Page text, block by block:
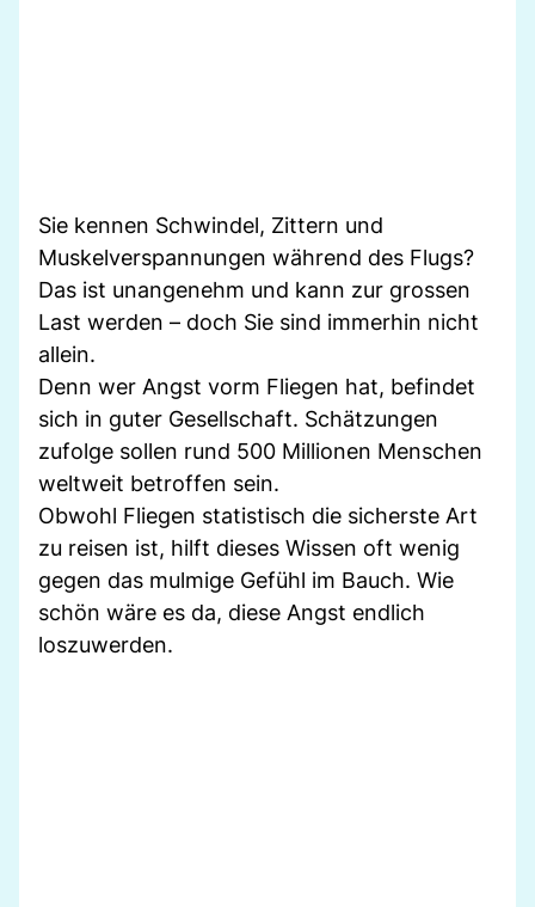
Sie kennen Schwindel, Zittern und
Muskelverspannungen während des Flugs?
Das ist unangenehm und kann zur grossen
Last werden – doch Sie sind immerhin nicht
allein.
Denn wer Angst vorm Fliegen hat, befindet
sich in guter Gesellschaft. Schätzungen
zufolge sollen rund 500 Millionen Menschen
weltweit betroffen sein.
Obwohl Fliegen statistisch die sicherste Art
zu reisen ist, hilft dieses Wissen oft wenig
gegen das mulmige Gefühl im Bauch. Wie
schön wäre es da, diese Angst endlich
loszuwerden.